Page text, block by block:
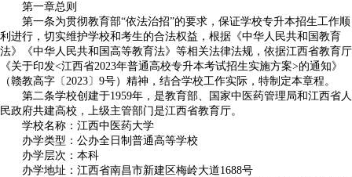
第一章总则
第一条为贯彻教育部“依法治招”的要求，保证学校专升本招生工作顺
利进行，切实维护学校和考生的合法权益，根据《中华人民共和国教育
法》《中华人民共和国高等教育法》等相关法律法规，依据江西省教育厅
《关于印发<江西省2023年普通高校专升本考试招生实施方案>的通知》
（赣教高字〔2023〕9号）精神，结合学校工作实际，特制定本章程。
第二条学校创建于1959年，是教育部、国家中医药管理局和江西省人
民政府共建高校，上级主管部门是江西省教育厅。
学校名称：江西中医药大学
办学类型：公办全日制普通高等学校
办学层次：本科
办学地址：江西省南昌市新建区梅岭大道1688号